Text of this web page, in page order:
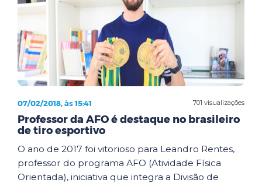
701 visualizações
07/02/2018, às 15:41
Professor da AFO é destaque no brasileiro
de tiro esportivo
O ano de 2017 foi vitorioso para Leandro Rentes,
professor do programa AFO (Atividade Física
Orientada), iniciativa que integra a Divisão de